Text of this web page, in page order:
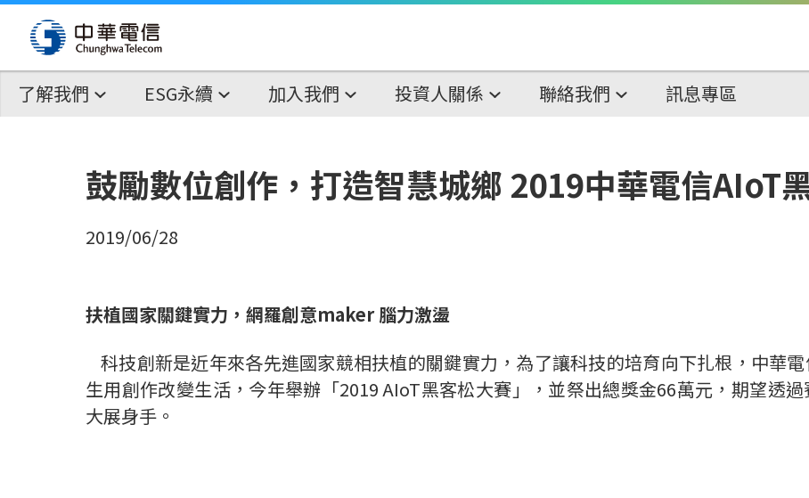
了解我們 ESG永續 加入我們 投資人關係 聯絡我們 訊息專區
鼓勵數位創作，打造智慧城鄉 2019中華電信AIoT
2019/06/28
扶植國家關鍵實力，網羅創意maker腦力激盪
科技創新是近年來各先進國家競相扶植的關鍵實力，為了讓科技的培育向下扎根，中華
生用創作改變生活，今年舉辦「2019 AIoT黑客松大賽」，並祭出總獎金66萬元，期望透
大展身手。